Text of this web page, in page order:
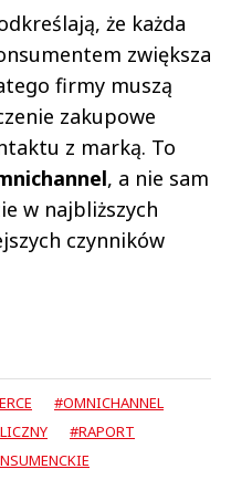
że każda
zwiększa
firmy muszą
zakupowe
z marką. To
, a nie sam
w najbliższych
czynników
#OMNICHANNEL
#RAPORT